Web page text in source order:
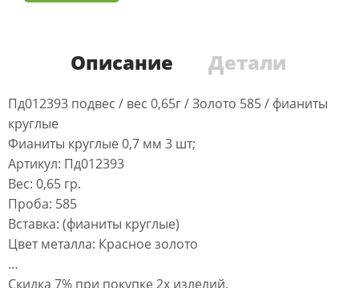
Описание Детали
Пд012393 подвес / вес 0,65г / Золото 585 / фианиты
круглые
Фианиты круглые 0,7 мм 3 шт;
Артикул: Пд012393
Вес: 0,65 гр.
Проба: 585
Вставка: (фианиты круглые)
Цвет металла: Красное золото
…
Скидка 7% при покупке 2х излелий.